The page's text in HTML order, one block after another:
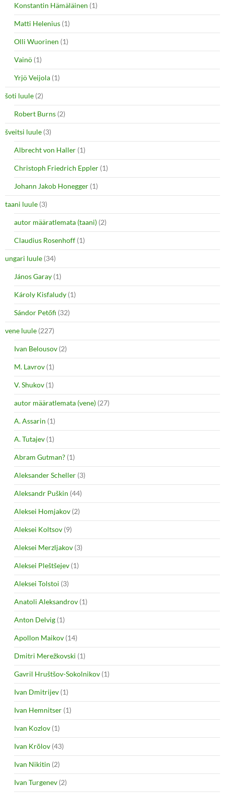
Konstantin Hämäläinen (1)
Matti Helenius (1)
Olli Wuorinen (1)
Vainö (1)
Yrjö Veijola (1)
šoti luule (2)
Robert Burns (2)
šveitsi luule (3)
Albrecht von Haller (1)
Christoph Friedrich Eppler (1)
Johann Jakob Honegger (1)
taani luule (3)
autor määratlemata (taani) (2)
Claudius Rosenhoff (1)
ungari luule (34)
János Garay (1)
Károly Kisfaludy (1)
Sándor Petőfi (32)
vene luule (227)
Ivan Belousov (2)
M. Lavrov (1)
V. Shukov (1)
autor määratlemata (vene) (27)
A. Assarin (1)
A. Tutajev (1)
Abram Gutman? (1)
Aleksander Scheller (3)
Aleksandr Puškin (44)
Aleksei Homjakov (2)
Aleksei Koltsov (9)
Aleksei Merzljakov (3)
Aleksei Pleštšejev (1)
Aleksei Tolstoi (3)
Anatoli Aleksandrov (1)
Anton Delvig (1)
Apollon Maikov (14)
Dmitri Merežkovski (1)
Gavril Hruštšov-Sokolnikov (1)
Ivan Dmitrijev (1)
Ivan Hemnitser (1)
Ivan Kozlov (1)
Ivan Krõlov (43)
Ivan Nikitin (2)
Ivan Turgenev (2)